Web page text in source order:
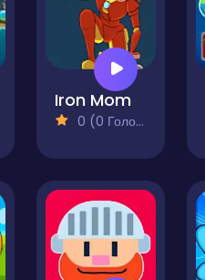
Iron Mom
0 (0 Голосів)